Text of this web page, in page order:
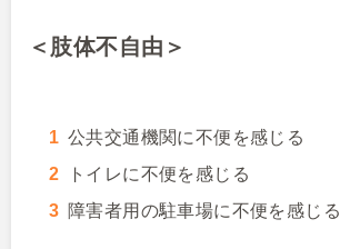
＜肢体不自由＞
公共交通機関に不便を感じる
トイレに不便を感じる
障害者用の駐車場に不便を感じる